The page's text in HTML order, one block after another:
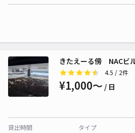
きたえーる傍 NACビ
4.5 / 2件
¥1,000〜 / 日
貸出時間
タイプ